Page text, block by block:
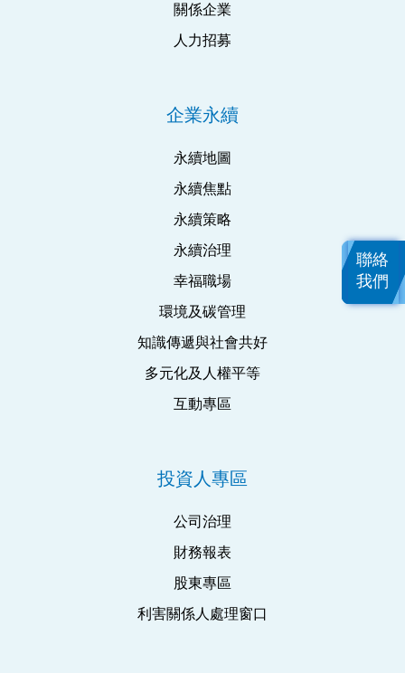
關係企業
人力招募
企業永續
永續地圖
永續焦點
永續策略
永續治理
幸福職場
環境及碳管理
知識傳遞與社會共好
多元化及人權平等
互動專區
投資人專區
公司治理
財務報表
股東專區
利害關係人處理窗口
聯絡
我們